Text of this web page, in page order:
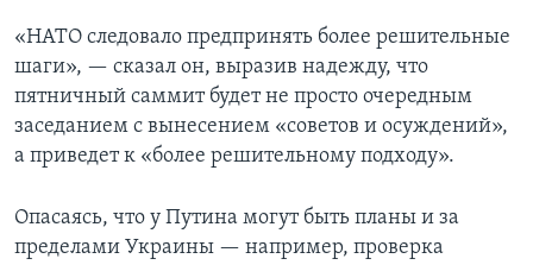
«НАТО следовало предпринять более решительные
шаги», — сказал он, выразив надежду, что
пятничный саммит будет не просто очередным
заседанием с вынесением «советов и осуждений»,
а приведет к «более решительному подходу».
Опасаясь, что у Путина могут быть планы и за
пределами Украины — например, проверка